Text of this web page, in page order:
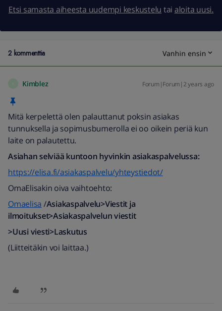
Etsi samasta aiheesta uudempi keskustelu tai aloita uusi.
2 kommenttia Vanhin ensin
Kimblez Forum|Forum|2 years ago
Mitä kerpelettä olen palauttanut poksin asiakas
tunnuksella ja sopimusbumerolla ei oo oikein periä kun
laite on palautettu.
Asiahan selviää kuntoon hyvinkin asiakaspalvelussa:
https://elisa.fi/asiakaspalvelu/yhteystiedot/
OmaElisakin oiva vaihtoehto:
Omaelisa /Asiakaspalvelu>Viestit ja
ilmoitukset>Asiakaspalvelun viestit
>Uusi viesti>Laskutus
(Liitteitäkin voi laittaa.)